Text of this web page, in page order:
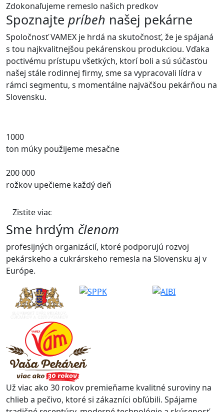
Zdokonaľujeme remeslo našich predkov
Spoznajte príbeh našej pekárne
Spoločnosť VAMEX je hrdá na skutočnosť, že je spájaná
s tou najkvalitnejšou pekárenskou produkciou. Vďaka
poctivému prístupu všetkých, ktorí boli a sú súčasťou
našej stále rodinnej firmy, sme sa vypracovali lídra v
rámci segmentu, s momentálne najväčšou pekárňou na
Slovensku.
1000
ton múky použijeme mesačne
200 000
rožkov upečieme každý deň
Zistite viac
Sme hrdým členom
profesijných organizácií, ktoré podporujú rozvoj
pekárskeho a cukrárskeho remesla na Slovensku aj v
Európe.
Už viac ako 30 rokov premieňame kvalitné suroviny na
chlieb a pečivo, ktoré si zákazníci obľúbili. Spájame